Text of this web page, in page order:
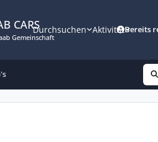
CARS
Gemeinschaft
Durchsuchen AktivitätBereits